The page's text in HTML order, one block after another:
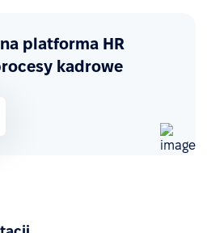
platforma HR
kadrowe